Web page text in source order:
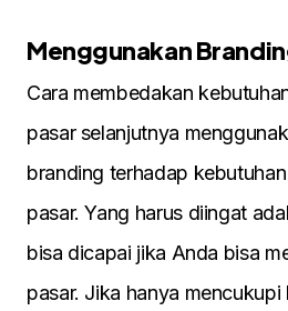
Menggunakan
Cara membedakan
pasar selanjutnya
branding terhadap
pasar. Yang harus diingat
bisa dicapai jika Anda bisa
pasar. Jika hanya mencukupi